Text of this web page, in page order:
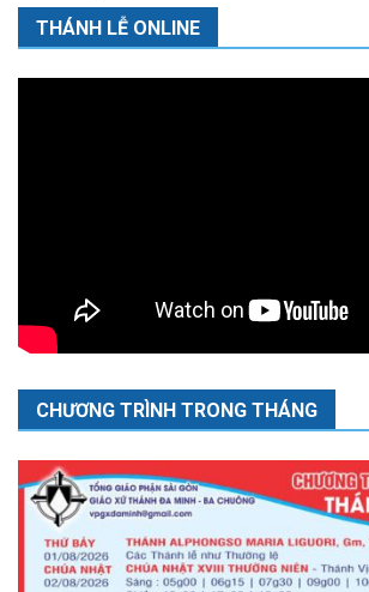
THÁNH LỄ ONLINE
CHƯƠNG TRÌNH TRONG THÁNG